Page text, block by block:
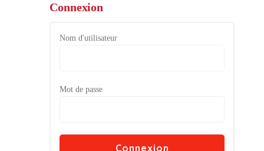
Connexion
Nom d'utilisateur
Mot de passe